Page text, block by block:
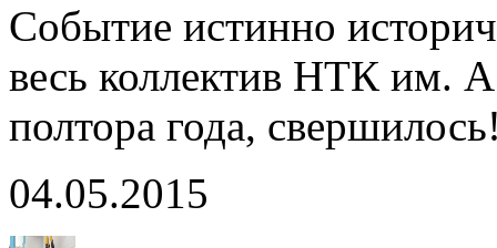
Событие истинно
весь коллектив НТК им.
полтора года,
04.05.2015